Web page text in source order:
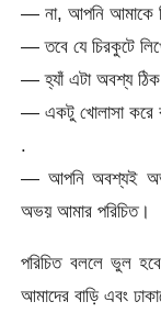
— না, আপনি আমাকে
— তবে যে চিরকুটে
— হ্যাঁ এটা অবশ্য
— একটু খোলাসা করে
.
— আপনি অবশ্যই
অভয় আমার পরিচিত।
পরিচিত বললে ভুল
আমাদের বাড়ি এবং